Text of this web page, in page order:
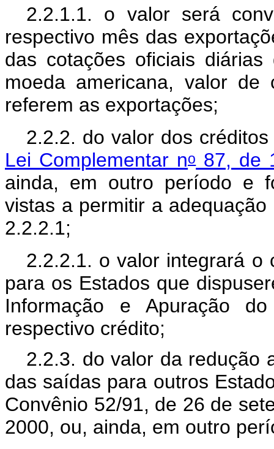
2.2.1.1. o valor será
respectivo mês das
das cotações oficiais
moeda americana, valor
referem as exportações;
2.2.2. do valor dos
Lei Complementar no87, de
ainda, em outro período e
vistas a permitir a
2.2.2.1;
2.2.2.1. o valor integrará o
para os Estados que
Informação e Apuração
respectivo crédito;
2.2.3. do valor da redução
das saídas para outros
Convênio 52/91, de 26 de
2000, ou, ainda, em outro